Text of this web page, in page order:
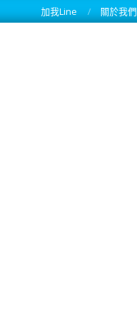
加我Line 關於我們